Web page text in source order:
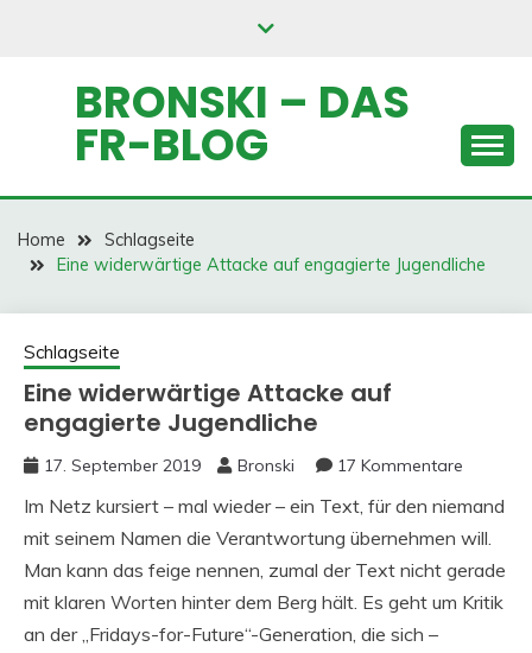
BRONSKI – DAS
FR-BLOG
Home
Schlagseite
Eine widerwärtige Attacke auf engagierte Jugendliche
Schlagseite
Eine widerwärtige Attacke auf
engagierte Jugendliche
17. September 2019 Bronski 17 Kommentare
Im Netz kursiert – mal wieder – ein Text, für den niemand
mit seinem Namen die Verantwortung übernehmen will.
Man kann das feige nennen, zumal der Text nicht gerade
mit klaren Worten hinter dem Berg hält. Es geht um Kritik
an der „Fridays-for-Future“-Generation, die sich –